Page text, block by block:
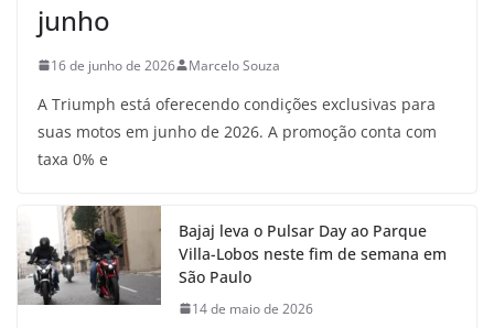
junho
16 de junho de 2026 Marcelo Souza
A Triumph está oferecendo condições exclusivas para
suas motos em junho de 2026. A promoção conta com
taxa 0% e
Bajaj leva o Pulsar Day ao Parque
Villa-Lobos neste fim de semana em
São Paulo
14 de maio de 2026